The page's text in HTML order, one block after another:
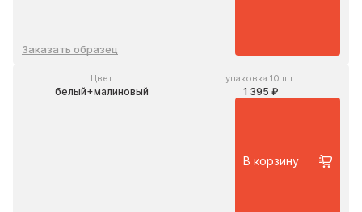
Заказать образец
Цвет
белый+малиновый
упаковка 10 шт.
1 395 ₽
В корзину